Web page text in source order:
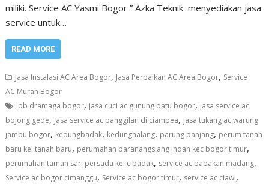
miliki. Service AC Yasmi Bogor ” Azka Teknik menyediakan jasa
service untuk…
READ MORE
Jasa Instalasi AC Area Bogor, Jasa Perbaikan AC Area Bogor, Service
AC Murah Bogor
ipb dramaga bogor, jasa cuci ac gunung batu bogor, jasa service ac
bojong gede, jasa service ac panggilan di ciampea, jasa tukang ac warung
jambu bogor, kedungbadak, kedunghalang, parung panjang, perum tanah
baru kel tanah baru, perumahan baranangsiang indah kec bogor timur,
perumahan taman sari persada kel cibadak, service ac babakan madang,
Service ac bogor cimanggu, Service ac bogor timur, service ac ciawi,